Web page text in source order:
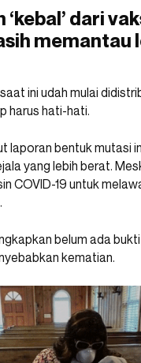
dari
memantau
ini udah mulai
harus hati-hati.
laporan bentuk mutasi
yang lebih berat.
COVID-19 untuk
belum ada bukti
kematian.